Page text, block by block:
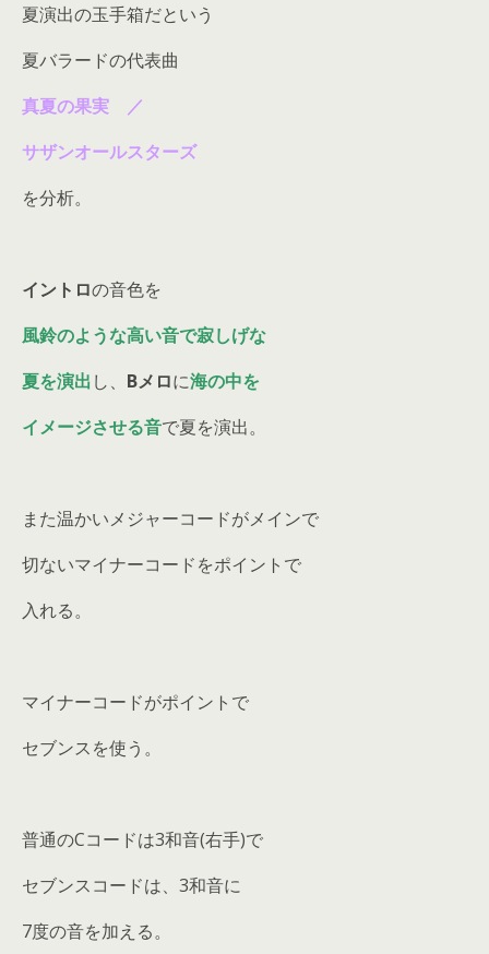
夏演出の玉手箱だという
夏バラードの代表曲
真夏の果実 ／
サザンオールスターズ
を分析。
イントロの音色を
風鈴のような高い音で寂しげな
夏を演出し、 Bメロに海の中を
イメージさせる音で夏を演出。
また温かいメジャーコードがメインで
切ないマイナーコードをポイントで
入れる。
マイナーコードがポイントで
セブンスを使う。
普通のCコードは3和音(右手)で
セブンスコードは、3和音に
7度の音を加える。